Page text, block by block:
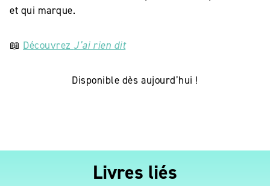
et qui marque.
📖 DécouvrezJ’ai rien dit
Disponible dès aujourd’hui !
Livres liés